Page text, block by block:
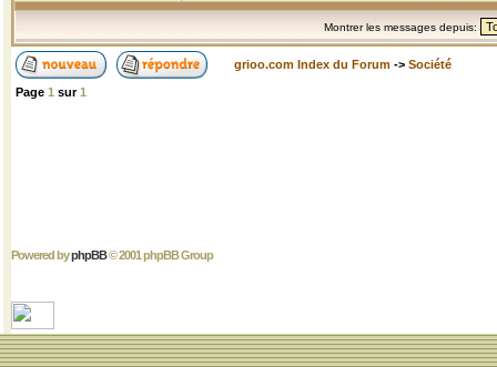
Montrer les messages depuis:
grioo.com Index du Forum -> Société
Page 1 sur1
Powered byphpBB© 2001 phpBB Group